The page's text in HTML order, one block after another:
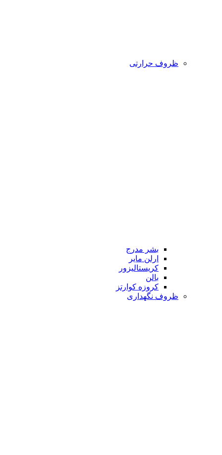
ظروف حرارتی
بشر مدرج
ارلن مایر
کریستالیزور
بالن
کروزه کوارتز
ظروف نگهداری